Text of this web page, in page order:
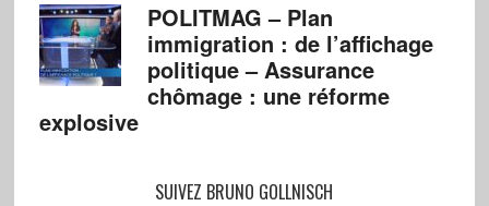
POLITMAG – Plan
immigration : de l’affichage
politique – Assurance
chômage : une réforme
explosive
SUIVEZ BRUNO GOLLNISCH